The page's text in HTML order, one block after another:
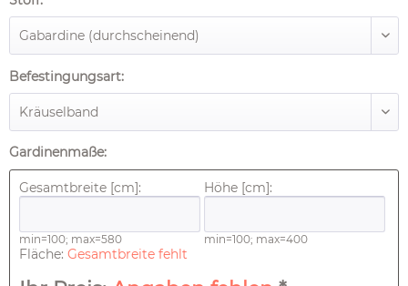
Befestingungsart:
Gardinenmaße:
Gesamtbreite [cm]: Höhe [cm]:
min=100; max=580 min=100; max=400
Fläche: Gesamtbreite fehlt